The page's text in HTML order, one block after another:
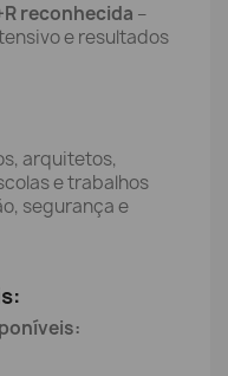
reconhecida –
e resultados
arquitetos,
e trabalhos
segurança e